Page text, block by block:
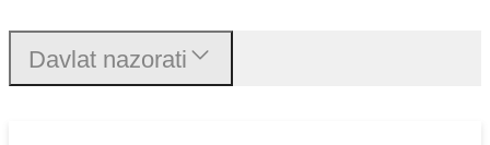
Davlat nazorati